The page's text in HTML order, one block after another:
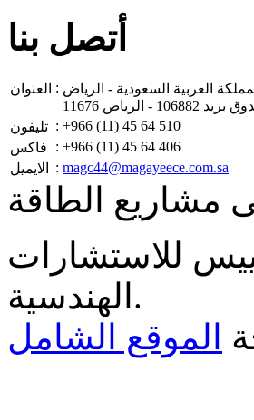
أتصل بنا
العنوان : العربية السعودية - الرياض
106882 - الرياض 11676
تليفون : +966 (11) 45 64 510
فاكس
: +966 (11) 45 64 406
الايميل
: magc44@magayeece.com.sa
مشاريع الطاقة
للاستشارات
الهندسية .
الموقع الشامل